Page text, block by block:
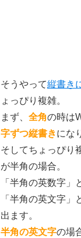
そうやって縦書き
ょっぴり複雑。
まず、 全角の時は
字ずつ縦書きにな
そしてちょっぴり
が半角の場合。
「半角の英数字」
「半角の英文字
出ます。
半角の英文字の場